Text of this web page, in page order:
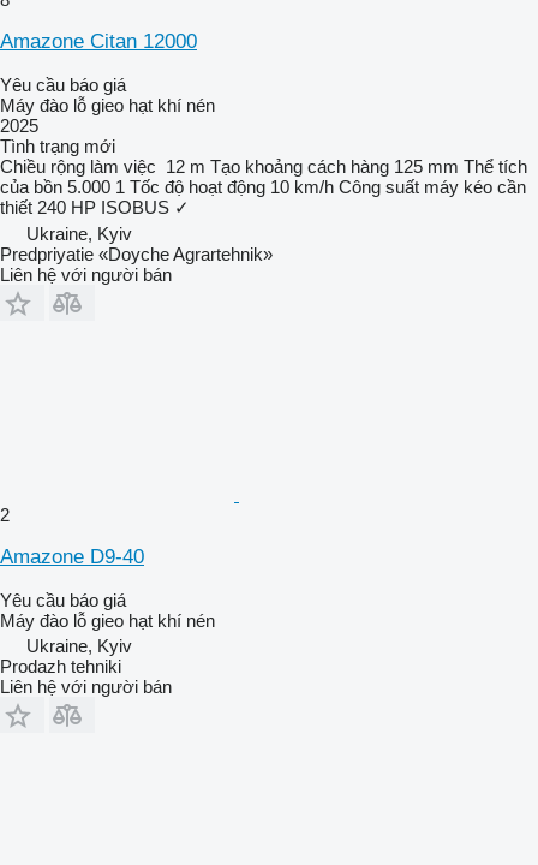
Amazone Citan 12000
Yêu cầu báo giá
Máy đào lỗ gieo hạt khí nén
2025
Tình trạng mới
Chiều rộng làm việc 12 m Tạo khoảng cách hàng 125 mm Thể tích
của bồn 5.000 1 Tốc độ hoạt động 10 km/h Công suất máy kéo cần
thiết 240 HP ISOBUS ✓
Ukraine, Kyiv
Predpriyatie «Doyche Agrartehnik»
Liên hệ với người bán
2
Amazone D9-40
Yêu cầu báo giá
Máy đào lỗ gieo hạt khí nén
Ukraine, Kyiv
Prodazh tehniki
Liên hệ với người bán